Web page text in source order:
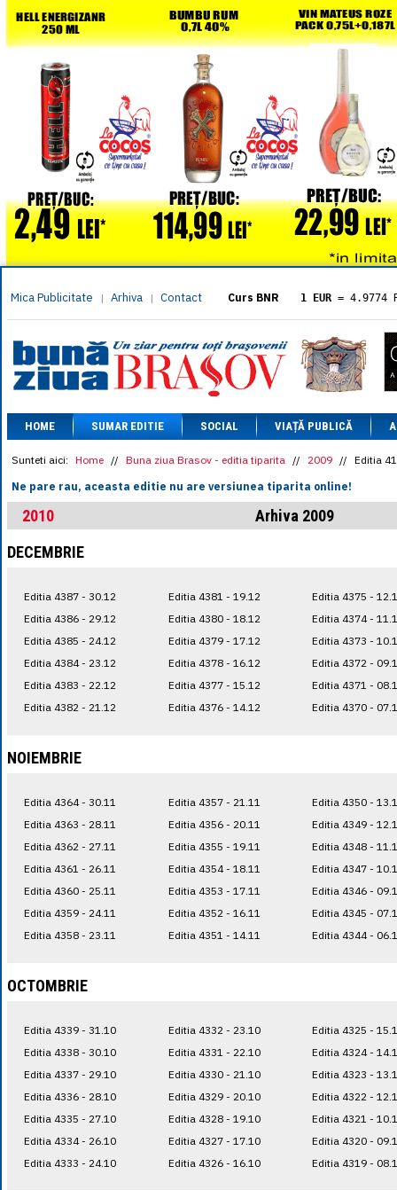
Mica Publicitate | Arhiva | Contact Curs BNR 1 EUR = 4.9774
= 5.8304
1 XAU= 464.4611
1 AED= 1.1933
1 AUD= 2.7957
1 BGN= 2.5449
1 CAD= 3.1559
1 CHF= 5.2813
1 CNY= 0.6015
1 DKK= 0.6668
1 EGP= 0.0860
1 HUF= 1.2223
1 MXN= 0.2227
1 NOK= 0.4191
1 RSD= 0.0425
1 RUB= 0.0530
1 TRY= 0.1141
HOME SUMAR EDITIE SOCIAL VIAȚĂ PUBLICĂ
Sunteti aici: Home // Buna ziua Brasov - editia tiparita // 2009 // Editia
Ne pare rau, aceasta editie nu are versiunea tiparita online!
2010
Arhiva 2009
DECEMBRIE
Editia 4387 - 30.12
Editia 4386 - 29.12
Editia 4385 - 24.12
Editia 4384 - 23.12
Editia 4383 - 22.12
Editia 4382 - 21.12
Editia 4381 - 19.12
Editia 4380 - 18.12
Editia 4379 - 17.12
Editia 4378 - 16.12
Editia 4377 - 15.12
Editia 4376 - 14.12
Editia 4375 -
Editia 4374 -
Editia 4373 -
Editia 4372 -
Editia 4371 -
Editia 4370 -
NOIEMBRIE
Editia 4364 - 30.11
Editia 4363 - 28.11
Editia 4362 - 27.11
Editia 4361 - 26.11
Editia 4360 - 25.11
Editia 4359 - 24.11
Editia 4358 - 23.11
Editia 4357 - 21.11
Editia 4356 - 20.11
Editia 4355 - 19.11
Editia 4354 - 18.11
Editia 4353 - 17.11
Editia 4352 - 16.11
Editia 4351 - 14.11
Editia 4350 -
Editia 4349 -
Editia 4348 -
Editia 4347 -
Editia 4346 -
Editia 4345 -
Editia 4344 -
OCTOMBRIE
Editia 4339 - 31.10
Editia 4338 - 30.10
Editia 4337 - 29.10
Editia 4336 - 28.10
Editia 4335 - 27.10
Editia 4334 - 26.10
Editia 4333 - 24.10
Editia 4332 - 23.10
Editia 4331 - 22.10
Editia 4330 - 21.10
Editia 4329 - 20.10
Editia 4328 - 19.10
Editia 4327 - 17.10
Editia 4326 - 16.10
Editia 4325 -
Editia 4324 -
Editia 4323 -
Editia 4322 -
Editia 4321 -
Editia 4320 -
Editia 4319 -